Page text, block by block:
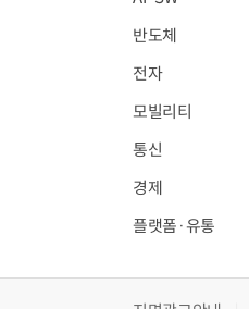
반도체
전자
모빌리티
통신
경제
플랫폼·유통